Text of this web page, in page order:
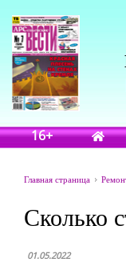
16+
Главная страница
Сколько
01.05.2022